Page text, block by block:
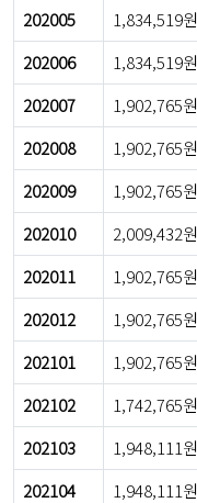
202005
1,834,519원
202006
1,834,519원
202007
1,902,765원
202008
1,902,765원
202009
1,902,765원
202010
2,009,432원
202011
1,902,765원
202012
1,902,765원
202101
1,902,765원
202102
1,742,765원
202103
1,948,111원
202104
1,948,111원